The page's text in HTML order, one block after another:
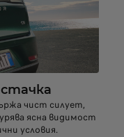
чист силует,
ясна видимост
условия.